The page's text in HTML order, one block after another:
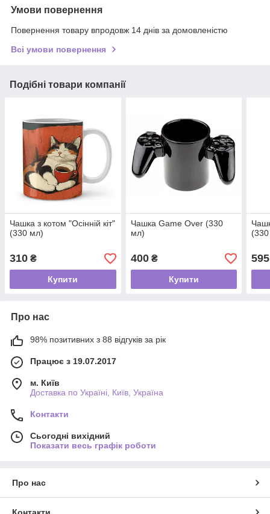
Умови повернення
Повернення товару впродовж 14 днів за домовленістю
Всі умови повернення
Подібні товари компанії
Чашка з котом "Осінній кіт"
(330 мл)
310 ₴
Купити
Чашка Game Over (330
мл)
400₴
Купити
595
Про нас
98% позитивних з 88 відгуків за рік
Працює з 19.07.2017
м. Київ
Доставка по Україні, Київ, Україна
Контакти
Сьогодні вихідний
Показати весь графік роботи
Про нас